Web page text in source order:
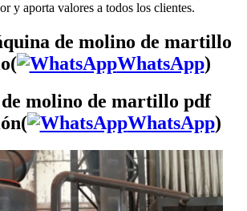
y aporta valores a todos los clientes.
de molino de martillo
WhatsApp)
molino de martillo pdf
WhatsApp)